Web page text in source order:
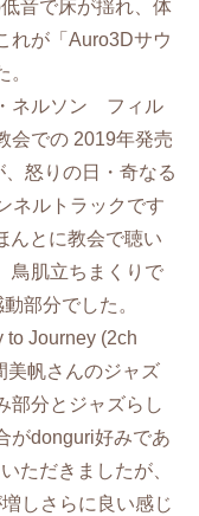
音で床が揺れ、体
れが「Auro3Dサウ
ネルソン フィル
会での 2019年発売
怒りの日・奇なる
ネルトラックです
んとに教会で聴い
鳥肌立ちまくりで
部分でした。
Journey (2ch
美帆さんのジャズ
部分とジャズらし
がdonguri好みであ
ただきましたが、
しさらに良い感じ